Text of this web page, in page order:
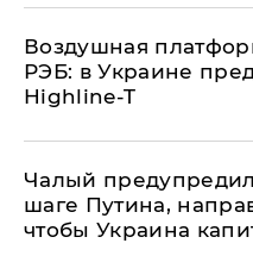
Воздушная
РЭБ: в Украине
Highline-T
Чалый
шаге Путина,
чтобы Украина